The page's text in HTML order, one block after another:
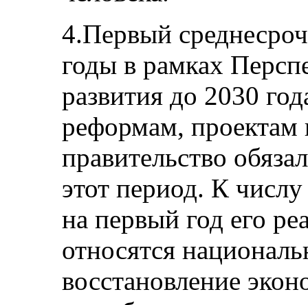
4.Первый
годы в рамках
развития до 2030
реформам,
правительство
этот период. К
на первый год его
относятся
восстановление